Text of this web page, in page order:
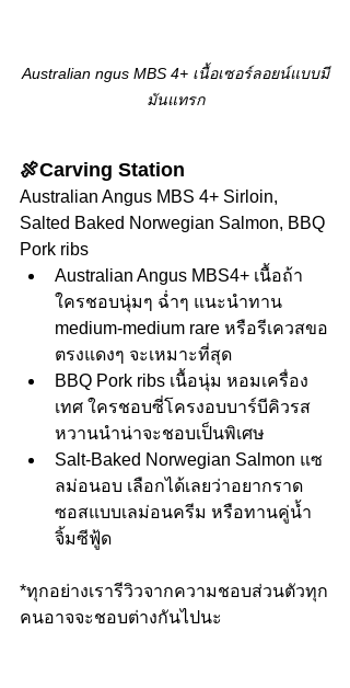
Australian ngus MBS 4+ เนื้อเซอร์ลอยน์แบบมี
มันแทรก
🍖Carving Station
Australian Angus MBS 4+ Sirloin,
Salted Baked Norwegian Salmon, BBQ
Pork ribs
Australian Angus MBS4+ เนื้อถ้า
ใครชอบนุ่มๆ ฉ่ำๆ แนะนำทาน
medium-medium rare หรือรีเควสขอ
ตรงแดงๆ จะเหมาะที่สุด
BBQ Pork ribs เนื้อนุ่ม หอมเครื่อง
เทศ ใครชอบซี่โครงอบบาร์บีคิวรส
หวานนำน่าจะชอบเป็นพิเศษ
Salt-Baked Norwegian Salmon แซ
ลม่อนอบ เลือกได้เลยว่าอยากราด
ซอสแบบเลม่อนครีม หรือทานคู่น้ำ
จิ้มซีฟู้ด
*ทุกอย่างเรารีวิวจากความชอบส่วนตัวทุก
คนอาจจะชอบต่างกันไปนะ